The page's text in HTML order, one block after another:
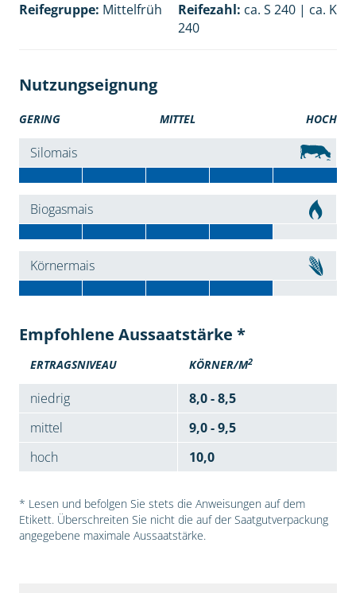
Reifegruppe: Mittelfrüh Reifezahl: ca. S 240 | ca. K
240
Nutzungseignung
GERING MITTEL HOCH
Silomais
Biogasmais
Körnermais
Empfohlene Aussaatstärke *
ERTRAGSNIVEAU KÖRNER/M2
niedrig
8,0 - 8,5
mittel
9,0 - 9,5
hoch
10,0
* Lesen und befolgen Sie stets die Anweisungen auf dem
Etikett. Überschreiten Sie nicht die auf der Saatgutverpackung
angegebene maximale Aussaatstärke.